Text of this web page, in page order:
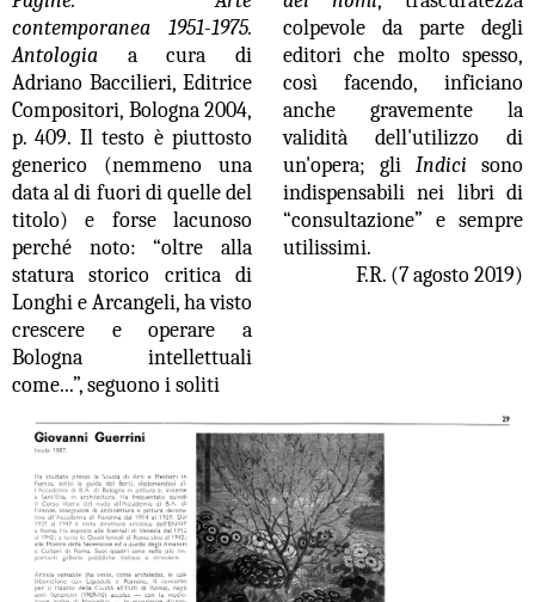
contemporanea 1951-1975.
Antologia a cura di
Adriano Baccilieri, Editrice
Compositori, Bologna 2004,
p. 409. Il testo è piuttosto
generico (nemmeno una
data al di fuori di quelle del
titolo) e forse lacunoso
perché noto: “oltre alla
statura storico critica di
Longhi e Arcangeli, ha visto
crescere e operare a
Bologna intellettuali
come...”, seguono i soliti
colpevole da parte degli
editori che molto spesso,
così facendo, inficiano
anche gravemente la
validità dell'utilizzo di
un'opera; gli Indicisono
indispensabili nei libri di
“consultazione” e sempre
utilissimi.
F.R. (7 agosto 2019)